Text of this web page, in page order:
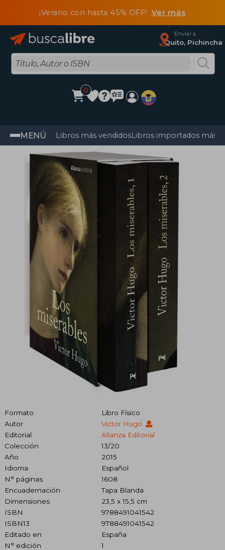
¡Verano con hasta 45% OFF! Ver más
Enviar a
Quito, Pichincha
0
MENÚ Libros más vendidosLibros importados más
Formato
Libro Físico
Autor
Victor Hugo
Editorial
Alianza Editorial
Colección
13/20
Año
2015
Idioma
Español
N° páginas
1608
Encuadernación
Tapa Blanda
Dimensiones
23,5 x 15,5 cm
ISBN
9788491041542
ISBN13
9788491041542
Editado en
España
N° edición
1